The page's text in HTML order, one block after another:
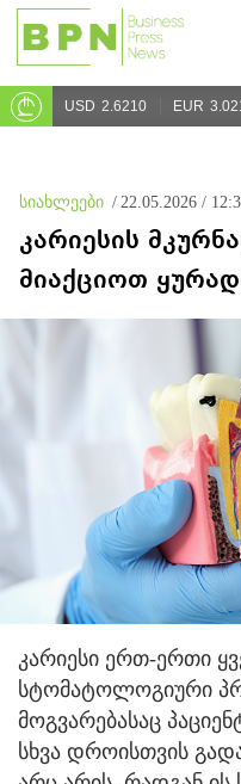
USD 2.6210 EUR
სიახლეები / 22.05.2026 /
კარიესის
მიაქციოთ
კარიესი ერთ-ერთი
სტომატოლოგიური
მოგვარებასაც
სხვა დროისთვის